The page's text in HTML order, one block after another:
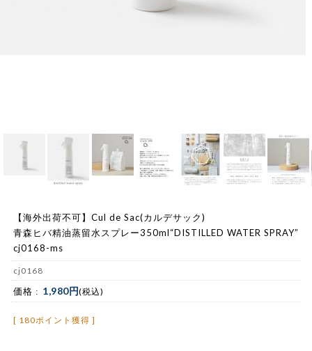
【海外出荷不可】Cul de Sac(カルデサック)
青森ヒバ精油蒸留水スプレー350ml“DISTILLED WATER SPRAY”
cj0168-ms
cj0168
価格 : 1,980円(税込)
[ 180ポイント獲得 ]